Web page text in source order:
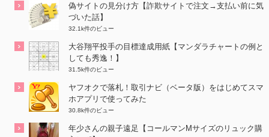
偽サイトの見分け方【詐欺サイトで注文→支払い前に気
づいた話】
32.1k件のビュー
大谷翔平投手の目標達成用紙【マンダラチャートの例と
しても秀逸！】
31.5k件のビュー
ヤフオクで落札！取引ナビ（ベータ版）をはじめてスマ
ホアプリで使ってみた
30.8k件のビュー
年少さんの親子遠足【コールマンMサイズのリュック購